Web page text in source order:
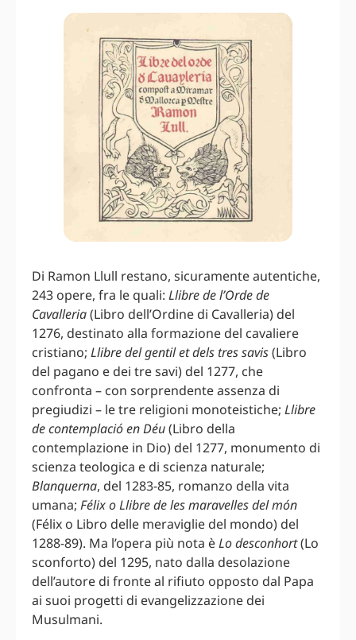
Di Ramon Llull restano, sicuramente autentiche,
243 opere, fra le quali: Llibre de l’Orde de
Cavalleria(Libro dell’Ordine di Cavalleria) del
1276, destinato alla formazione del cavaliere
cristiano; Llibre del gentil et dels tres savis(Libro
del pagano e dei tre savi) del 1277, che
confronta – con sorprendente assenza di
pregiudizi – le tre religioni monoteistiche; Llibre
de contemplació en Déu(Libro della
contemplazione in Dio) del 1277, monumento di
scienza teologica e di scienza naturale;
Blanquerna, del 1283-85, romanzo della vita
umana; Félix o Llibre de les maravelles del món
(Félix o Libro delle meraviglie del mondo) del
1288-89). Ma l’opera più nota èLo desconhort(Lo
sconforto) del 1295, nato dalla desolazione
dell’autore di fronte al rifiuto opposto dal Papa
ai suoi progetti di evangelizzazione dei
Musulmani.